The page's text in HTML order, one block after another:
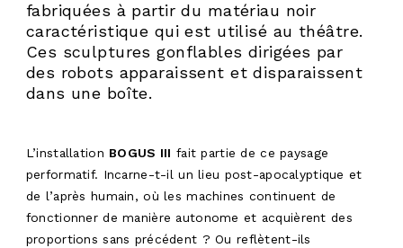
fabriquées à partir du matériau noir
caractéristique qui est utilisé au théâtre.
Ces sculptures gonflables dirigées par
des robots apparaissent et disparaissent
dans une boîte.
L’installation BOGUS III fait partie de ce paysage
performatif. Incarne-t-il un lieu post-apocalyptique et
de l’après humain, où les machines continuent de
fonctionner de manière autonome et acquièrent des
proportions sans précédent ? Ou reflètent-ils